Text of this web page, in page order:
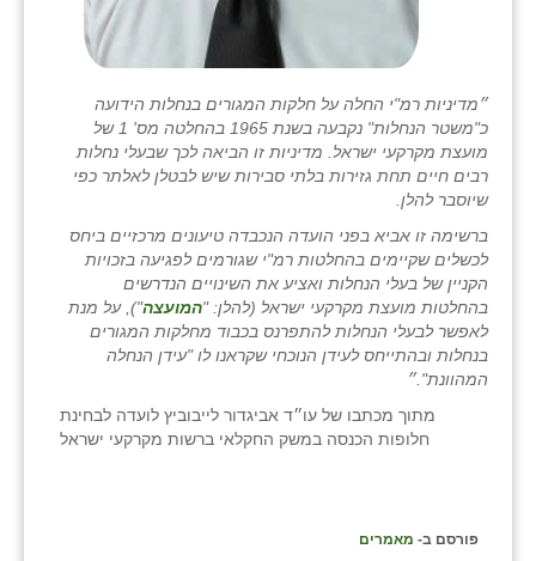
״מדיניות רמ"י החלה על חלקות המגורים בנחלות הידועה
כ"משטר הנחלות" נקבעה בשנת 1965 בהחלטה מס' 1 של
מועצת מקרקעי ישראל. מדיניות זו הביאה לכך שבעלי נחלות
רבים חיים תחת גזירות בלתי סבירות שיש לבטלן לאלתר כפי
שיוסבר להלן.
ברשימה זו אביא בפני הועדה הנכבדה טיעונים מרכזיים ביחס
לכשלים שקיימים בהחלטות רמ"י שגורמים לפגיעה בזכויות
הקניין של בעלי הנחלות ואציע את השינויים הנדרשים
בהחלטות מועצת מקרקעי ישראל (להלן: "המועצה"), על מנת
לאפשר לבעלי הנחלות להתפרנס בכבוד מחלקות המגורים
בנחלות ובהתייחס לעידן הנוכחי שקראנו לו "עידן הנחלה
המהוונת".״
מתוך מכתבו של עו״ד אביגדור לייבוביץ לועדה לבחינת
חלופות הכנסה במשק החקלאי ברשות מקרקעי ישראל
פורסם ב- מאמרים